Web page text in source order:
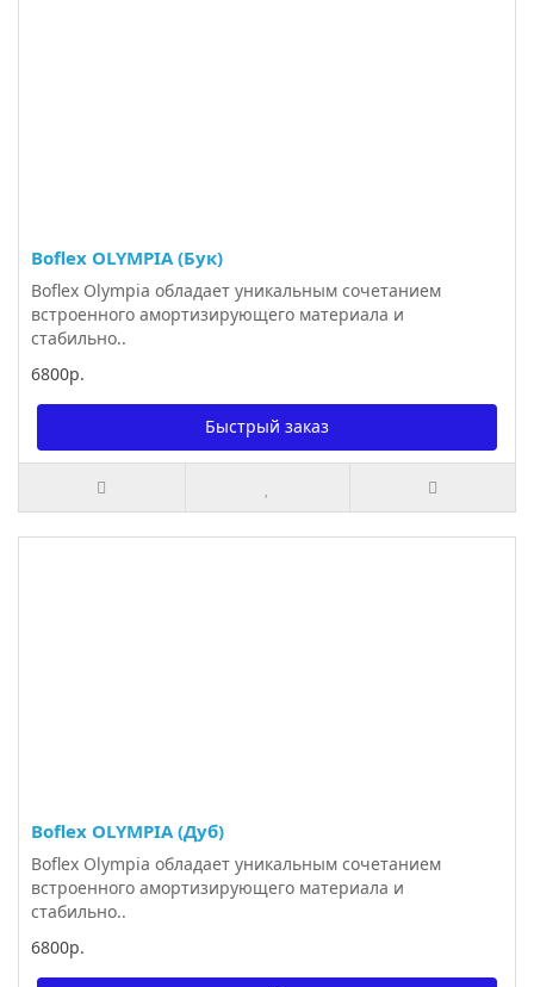
Boflex OLYMPIA (Бук)
Boflex Olympia обладает уникальным сочетанием
встроенного амортизирующего материала и
стабильно..
6800р.
Быстрый заказ
Boflex OLYMPIA (Дуб)
Boflex Olympia обладает уникальным сочетанием
встроенного амортизирующего материала и
стабильно..
6800р.